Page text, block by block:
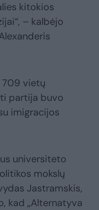
kitokios
– kalbėjo
709 vietų
partija buvo
imigracijos
universiteto
mokslų
Jastramskis,
kad „Alternatyva